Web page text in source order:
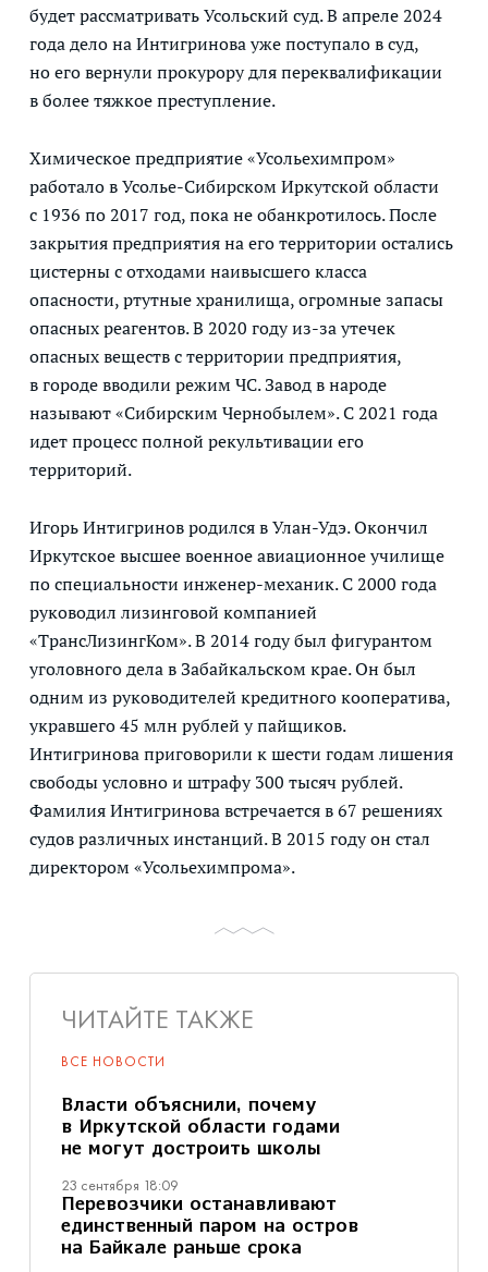
будет рассматривать Усольский суд. В апреле 2024
года дело на Интигринова уже поступало в суд,
но его вернули прокурору для переквалификации
в более тяжкое преступление.
Химическое предприятие «Усольехимпром»
работало в Усолье-Сибирском Иркутской области
с 1936 по 2017 год, пока не обанкротилось. После
закрытия предприятия на его территории остались
цистерны с отходами наивысшего класса
опасности, ртутные хранилища, огромные запасы
опасных реагентов. В 2020 году из-за утечек
опасных веществ с территории предприятия,
в городе вводили режим ЧС. Завод в народе
называют «Сибирским Чернобылем». С 2021 года
идет процесс полной рекультивации его
территорий.
Игорь Интигринов родился в Улан-Удэ. Окончил
Иркутское высшее военное авиационное училище
по специальности инженер-механик. С 2000 года
руководил лизинговой компанией
«ТрансЛизингКом». В 2014 году был фигурантом
уголовного дела в Забайкальском крае. Он был
одним из руководителей кредитного кооператива,
укравшего 45 млн рублей у пайщиков.
Интигринова приговорили к шести годам лишения
свободы условно и штрафу 300 тысяч рублей.
Фамилия Интигринова встречается в 67 решениях
судов различных инстанций. В 2015 году он стал
директором «Усольехимпрома».
ЧИТАЙТЕ ТАКЖЕ
ВСЕ НОВОСТИ
Власти объяснили, почему
в Иркутской области годами
не могут достроить школы
23 сентября 18:09
Перевозчики останавливают
единственный паром на остров
на Байкале раньше срока